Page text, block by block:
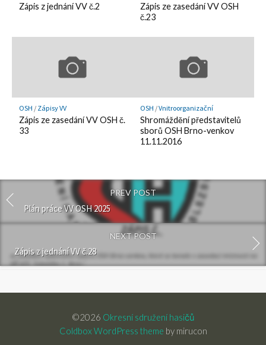
Zápis z jednání VV č.2
Zápis ze zasedání VV OSH
č.23
OSH / Zápisy VV
Zápis ze zasedání VV OSH č.
33
OSH /Vnitroorganizační
Shromáždění představitelů
sborů OSH Brno-venkov
11.11.2016
PREV POST
Plán práce VV OSH 2025
NEXT POST
Zápis z jednání VV č.28
©2026 Okresní sdružení hasičů
Coldbox WordPress theme by mirucon